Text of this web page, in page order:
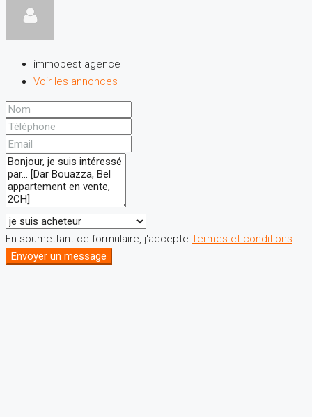
immobest agence
Voir les annonces
En soumettant ce formulaire, j'accepte Termes et conditions
Envoyer un message